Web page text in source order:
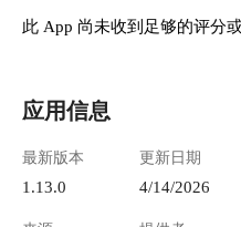
此 App 尚未收到足够的评分
应用信息
最新版本
1.13.0
更新日期
4/14/2026